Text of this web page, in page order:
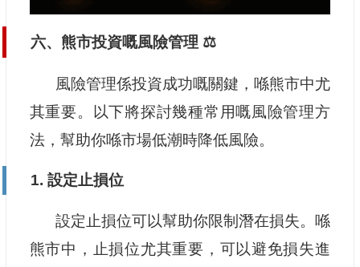
六、熊市投資嘅風險管理 ⚖️
風險管理係投資成功嘅關鍵，喺熊市中尤
其重要。以下將探討幾種常用嘅風險管理方
法，幫助你喺市場低潮時降低風險。
1. 設定止損位
設定止損位可以幫助你限制潛在損失。喺
熊市中，止損位尤其重要，可以避免損失進